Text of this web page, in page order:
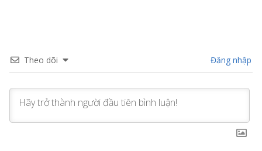
Theo dõi Đăng nhập